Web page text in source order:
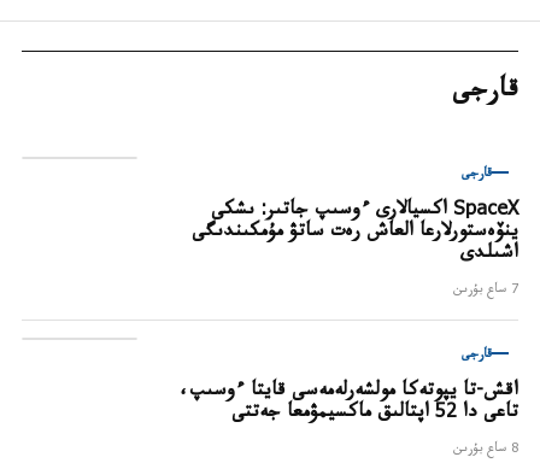
قارجى
قارجى
SpaceX اكسيالارى ءوسىپ جاتىر: ىشكى
ينۆەستورلارعا العاش رەت ساتۋ مۇمكىندىگى
اشىلدى
7 ساع بۇرىن
قارجى
اقش-تا يپوتەكا مولشەرلەمەسى قايتا ءوسىپ،
تاعى دا 52 اپتالىق ماكسيمۋمعا جەتتى
8 ساع بۇرىن